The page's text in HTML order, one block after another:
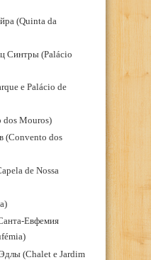
(Quinta da
Синтры (Palácio
e Palácio de
dos Mouros)
(Convento dos
de Nossa
Евфемия
(Chalet e Jardim